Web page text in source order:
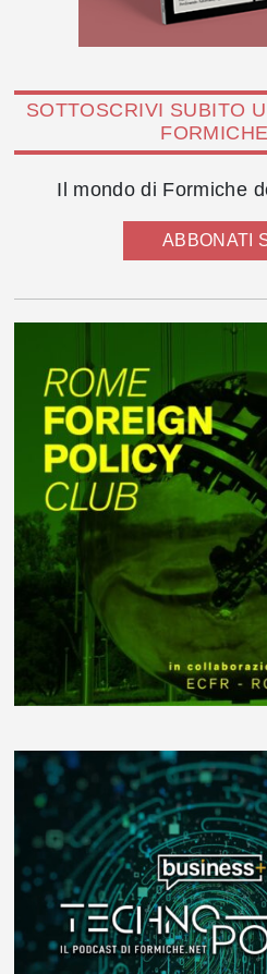
SOTTOSCRIVI SUBITO
Il mondo di Formiche
ABBONATI